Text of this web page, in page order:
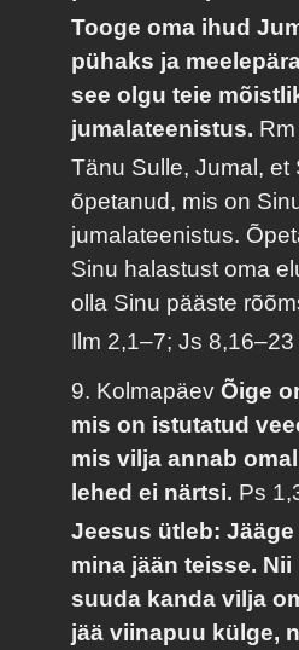
Tooge oma ihud
pühaks ja
see olgu teie
jumalateenistus.
Tänu Sulle, Jumal, et
õpetanud, mis on
jumalateenistus.
Sinu halastust oma
olla Sinu pääste
Ilm 2,1–7; Js 8,16–23
9. KolmapäevÕige
mis on istutatud
mis vilja annab
lehed ei närtsi. Ps
Jeesus ütleb:
mina jään teisse.
suuda kanda vilja
jää viinapuu külge,